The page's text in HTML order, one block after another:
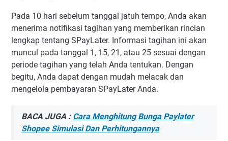
Pada 10 hari sebelum tanggal jatuh tempo, Anda akan
menerima notifikasi tagihan yang memberikan rincian
lengkap tentang SPayLater. Informasi tagihan ini akan
muncul pada tanggal 1, 15, 21, atau 25 sesuai dengan
periode tagihan yang telah Anda tentukan. Dengan
begitu, Anda dapat dengan mudah melacak dan
mengelola pembayaran SPayLater Anda.
BACA JUGA : Cara Menghitung Bunga Paylater
Shopee Simulasi Dan Perhitungannya